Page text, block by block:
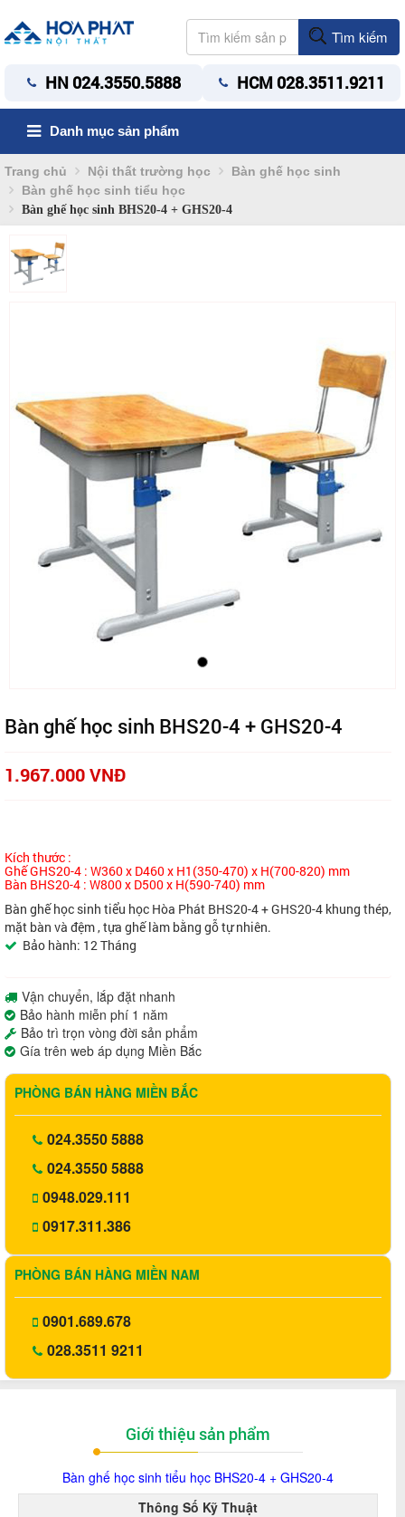
Tìm kiếm
HN 024.3550.5888 HCM 028.3511.9211
Danh mục sản phẩm
Trang chủ Nội thất trường học
Bàn ghế học sinh
Bàn ghế học sinh tiểu học
Bàn ghế học sinh BHS20-4 + GHS20-4
Bàn ghế học sinh BHS20-4 + GHS20-4
1.967.000 VNĐ
Kích thước :
Ghế GHS20-4 : W360 x D460 x H1(350-470) x H(700-820) mm
Bàn BHS20-4 : W800 x D500 x H(590-740) mm
Bàn ghế học sinh tiểu học Hòa Phát BHS20-4 + GHS20-4 khung thép,
mặt bàn và đệm , tựa ghế làm bằng gỗ tự nhiên.
Bảo hành: 12 Tháng
Vận chuyển, lắp đặt nhanh
Bảo hành miễn phí 1 năm
Bảo trì trọn vòng đời sản phẩm
Gía trên web áp dụng Miền Bắc
PHÒNG BÁN HÀNG MIỀN BẮC
024.3550 5888
024.3550 5888
0948.029.111
0917.311.386
PHÒNG BÁN HÀNG MIỀN NAM
0901.689.678
028.3511 9211
Giới thiệu sản phẩm
Bàn ghế học sinh tiểu học BHS20-4 + GHS20-4
Thông Số Kỹ Thuật